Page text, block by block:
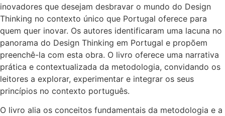
inovadores que desejam desbravar o mundo do Design
Thinking no contexto único que Portugal oferece para
quem quer inovar. Os autores identificaram uma lacuna no
panorama do Design Thinking em Portugal e propõem
preenchê-la com esta obra. O livro oferece uma narrativa
prática e contextualizada da metodologia, convidando os
leitores a explorar, experimentar e integrar os seus
princípios no contexto português.
O livro alia os conceitos fundamentais da metodologia e a